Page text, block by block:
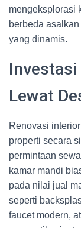
mengeksplorasi
berbeda
yang dinamis.
Investasi
Lewat
Renovasi
properti secara
permintaan
kamar mandi
pada nilai jual
seperti
faucet modern,